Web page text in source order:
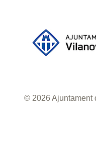
© 2026 Ajuntament